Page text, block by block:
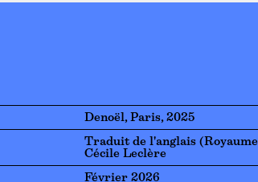
Denoël, Paris, 2025
Traduit de l'anglais
Cécile Leclère
Février 2026